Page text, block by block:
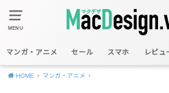
MENU
マンガ・アニメ セール スマホ レビュ
HOME マンガ・アニメ